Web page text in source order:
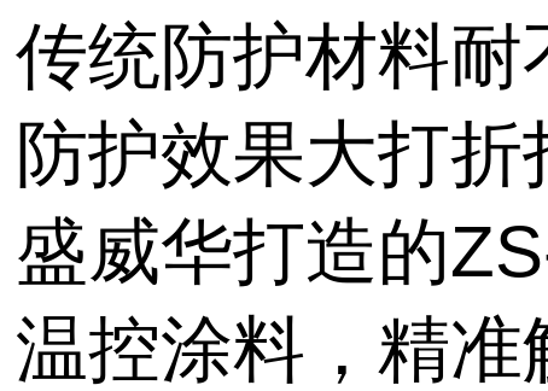
传统防护材料耐
防护效果大打
盛威华打造的
温控涂料，精准